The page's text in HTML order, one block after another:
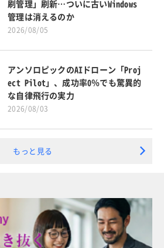
刷管理」刷新…ついに古いWindows
管理は消えるのか
2026/08/05
アンソロピックのAIドローン「Proj
ect Pilot」、成功率0％でも驚異的
な自律飛行の実力
2026/08/03
もっと見る